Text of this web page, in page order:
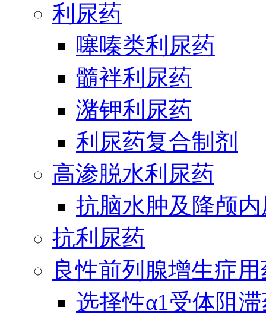
利尿药
噻嗪类利尿药
髓袢利尿药
潴钾利尿药
利尿药复合制剂
高渗脱水利尿药
抗脑水肿及降颅
抗利尿药
良性前列腺增生症
选择性α1受体阻